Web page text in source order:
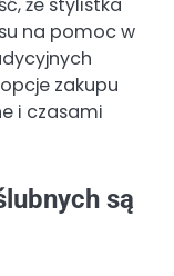
że stylistka
na pomoc w
zakupu
i czasami
są